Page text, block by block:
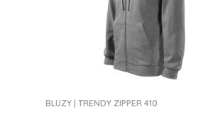
BLUZY TRENDY ZIPPER 410